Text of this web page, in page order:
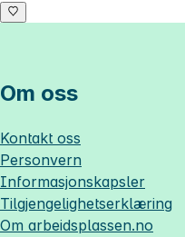
Om oss
Kontakt oss
Personvern
Informasjonskapsler
Tilgjengelighetserklæring
Om arbeidsplassen.no